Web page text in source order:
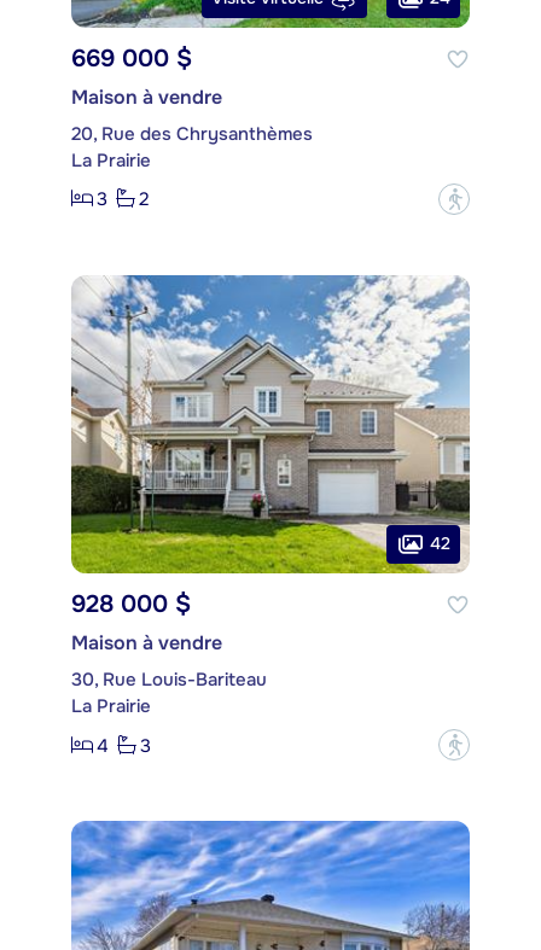
669 000 $
Maison à vendre
20, Rue des Chrysanthèmes
La Prairie
3
2 ?
42
928 000 $
Maison à vendre
30, Rue Louis-Bariteau
La Prairie
4
3 ?